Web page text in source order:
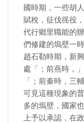
國時期，一些胡
賦稅，征伐徭役
代行鄉里職能的
們修建的塢壁一
趙石勒時期，新
處「；前燕時，
「；前秦時，三
可見這種現象的
多的塢壁，國家
上予以承認，在